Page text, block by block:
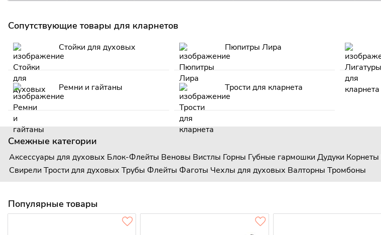
Сопутствующие товары для кларнетов
Стойки для духовых Пюпитры Лира
Ремни и гайтаны Трости для кларнета
Смежные категории
Аксессуары для духовых Блок-Флейты Веновы Вистлы Горны Губные гармошки Дудуки Корнеты
Свирели Трости для духовых Трубы Флейты Фаготы Чехлы для духовых Валторны Тромбоны
Популярные товары